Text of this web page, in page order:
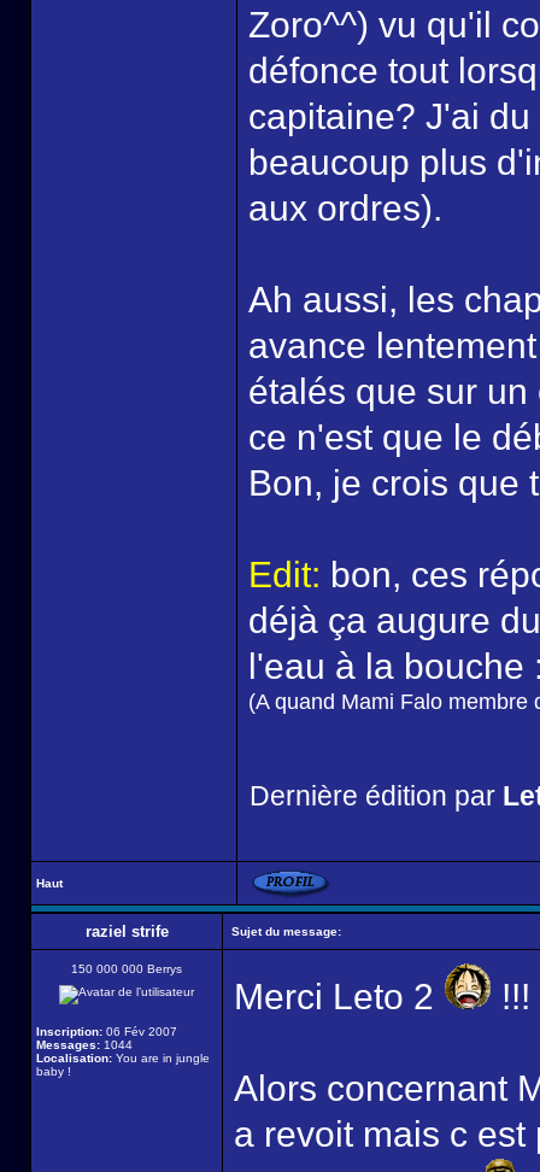
Zoro^^) vu qu'il
défonce tout
capitaine? J'ai
beaucoup plus
aux ordres).
Ah aussi, les
avance
étalés que sur
ce n'est que le
Bon, je crois que
Edit: bon, ces
déjà ça augure
l'eau à la bouche
(A quand Mami Falo membre
Dernière édition par
Haut
raziel strife Sujet du message:
150 000 000 Berrys
Inscription: 06 Fév 2007
Messages: 1044
Localisation: You are in jungle
baby !
Merci Leto 2 !!!
Alors concernant
a revoit mais c